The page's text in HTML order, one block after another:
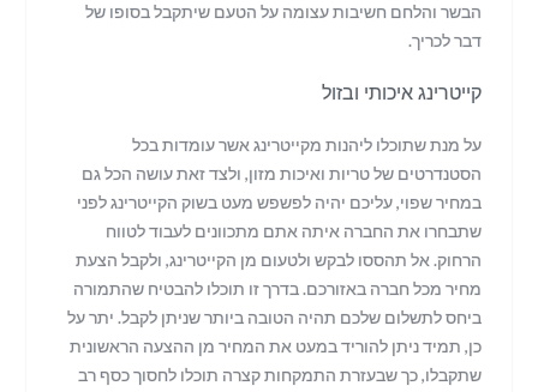
הבשר והלחם חשיבות עצומה על הטעם שיתקבל בסופו של
דבר לכריך.
קייטרינג איכותי ובזול
על מנת שתוכלו ליהנות מקייטרינג אשר עומדות בכל
הסטנדרטים של טריות ואיכות מזון, ולצד זאת עושה הכל גם
במחיר שפוי,עליכם יהיה לפשפש מעט בשוק הקייטרינג לפני
שתבחרו את החברה איתה אתם מתכוונים לעבוד לטווח
הרחוק. אל תהססו לבקש ולטעום מן הקייטרינג, ולקבל הצעת
מחיר מכל חברה באזורכם.בדרך זו תוכלו להבטיח שהתמורה
ביחס לתשלום שלכם תהיה הטובה ביותר שניתן לקבל. יתר על
כן, תמיד ניתן להוריד במעט את המחיר מן ההצעה הראשונית
שתקבלו,כך שבעזרת התמקחות קצרה תוכלו לחסוך כסף רב